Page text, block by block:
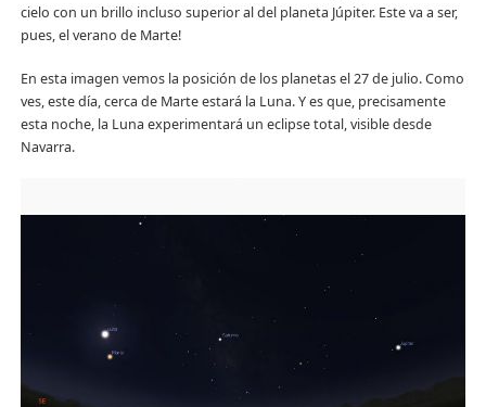
cielo con un brillo incluso superior al del planeta Júpiter. Este va a ser,
pues, el verano de Marte!
En esta imagen vemos la posición de los planetas el 27 de julio. Como
ves, este día, cerca de Marte estará la Luna. Y es que, precisamente
esta noche, la Luna experimentará un eclipse total, visible desde
Navarra.